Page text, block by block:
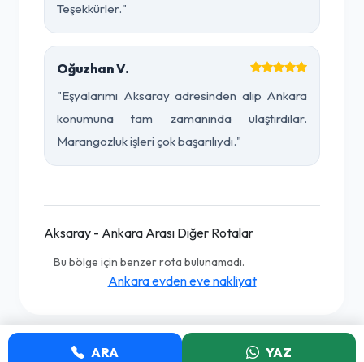
Teşekkürler."
Oğuzhan V.
"Eşyalarımı Aksaray adresinden alıp Ankara
konumuna tam zamanında ulaştırdılar.
Marangozluk işleri çok başarılıydı."
Aksaray - Ankara Arası Diğer Rotalar
Bu bölge için benzer rota bulunamadı.
Ankara evden eve nakliyat
ARA YAZ